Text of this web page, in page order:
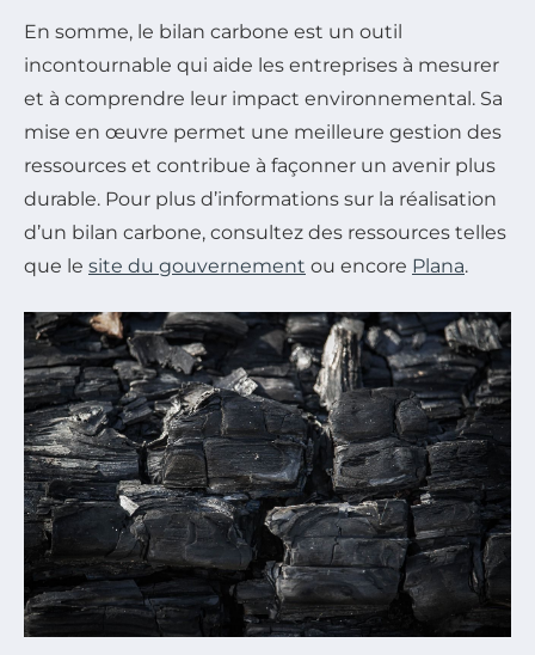
En somme, le bilan carbone est un outil
incontournable qui aide les entreprises à mesurer
et à comprendre leur impact environnemental. Sa
mise en œuvre permet une meilleure gestion des
ressources et contribue à façonner un avenir plus
durable. Pour plus d’informations sur la réalisation
d’un bilan carbone, consultez des ressources telles
que le site du gouvernement ou encore Plana.